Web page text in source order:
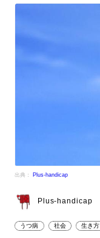
出典： Plus-handicap
Plus-handicap
うつ病 社会 生き方